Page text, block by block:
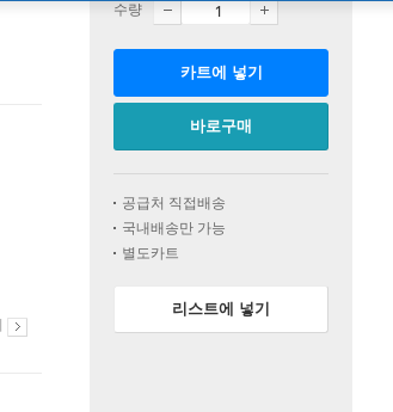
수량
카트에 넣기
바로구매
공급처 직접배송
국내배송만 가능
별도카트
리스트에 넣기